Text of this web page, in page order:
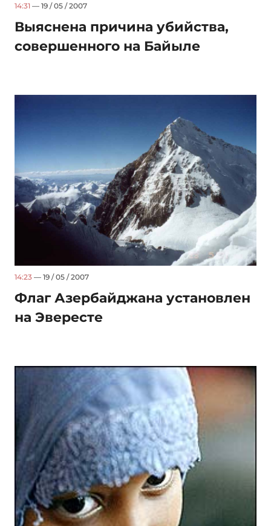
14:31 — 19 / 05 / 2007
Выяснена причина убийства,
совершенного на Байыле
14:23 — 19 / 05 / 2007
Флаг Азербайджана установлен
на Эвересте